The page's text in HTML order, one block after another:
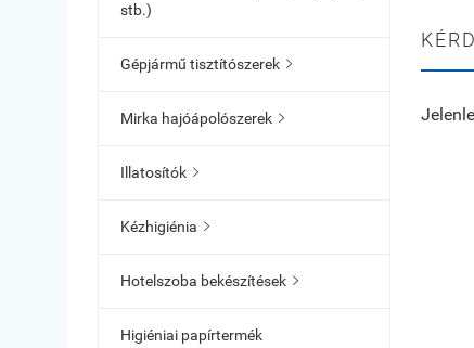
stb.)
Gépjármű tisztítószerek 
Mirka hajóápolószerek 
Illatosítók 
Kézhigiénia 
Hotelszoba bekészítések 
Higiéniai papírtermék